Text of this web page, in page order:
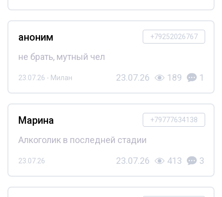
+79252026767
аноним
не брать, мутный чел
23.07.26 - Милан 23.07.26 189 1
+79777634138
Марина
Алкоголик в последней стадии
23.07.26 23.07.26 413 3